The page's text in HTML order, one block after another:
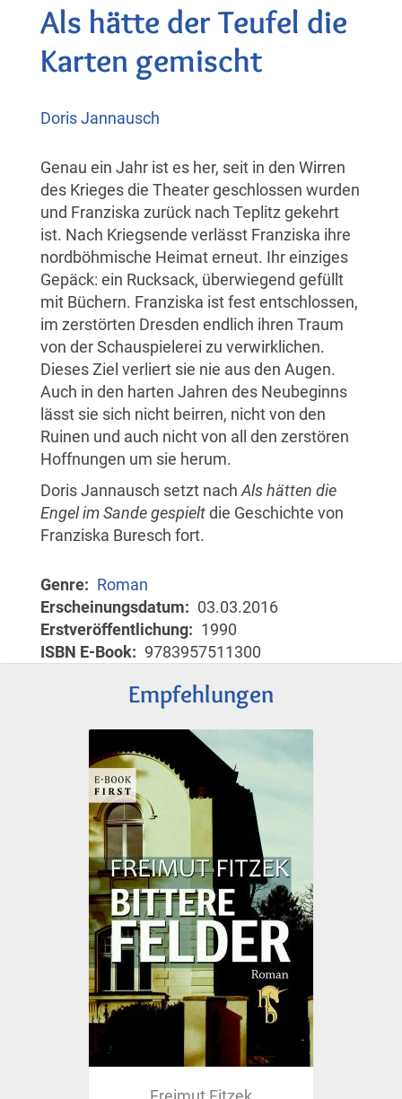
Als hätte der Teufel die
Karten gemischt
Doris Jannausch
Genau ein Jahr ist es her, seit in den Wirren
des Krieges die Theater geschlossen wurden
und Franziska zurück nach Teplitz gekehrt
ist. Nach Kriegsende verlässt Franziska ihre
nordböhmische Heimat erneut. Ihr einziges
Gepäck: ein Rucksack, überwiegend gefüllt
mit Büchern. Franziska ist fest entschlossen,
im zerstörten Dresden endlich ihren Traum
von der Schauspielerei zu verwirklichen.
Dieses Ziel verliert sie nie aus den Augen.
Auch in den harten Jahren des Neubeginns
lässt sie sich nicht beirren, nicht von den
Ruinen und auch nicht von all den zerstören
Hoffnungen um sie herum.
Doris Jannausch setzt nach Als hätten die
Engel im Sande gespieltdie Geschichte von
Franziska Buresch fort.
Genre
Roman
Erscheinungsdatum
03.03.2016
Erstveröffentlichung
1990
ISBN E-Book
9783957511300
Empfehlungen